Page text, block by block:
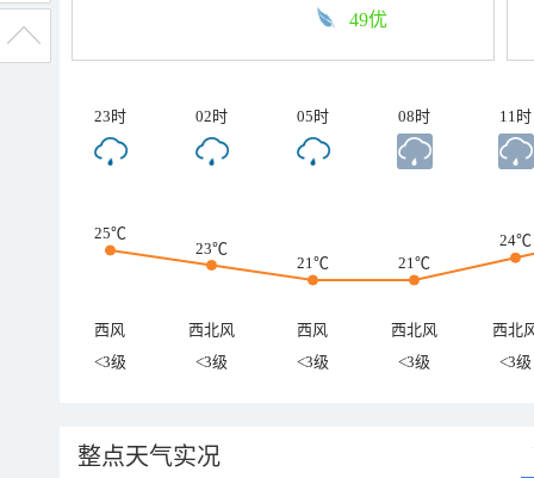
49优
23时 02时 05时 08时 11时
25℃
23℃
21℃
21℃
24℃
西风 西北风 西风 西北风
西北
<3级
<3级 <3级 <3级 <3级
整点天气实况